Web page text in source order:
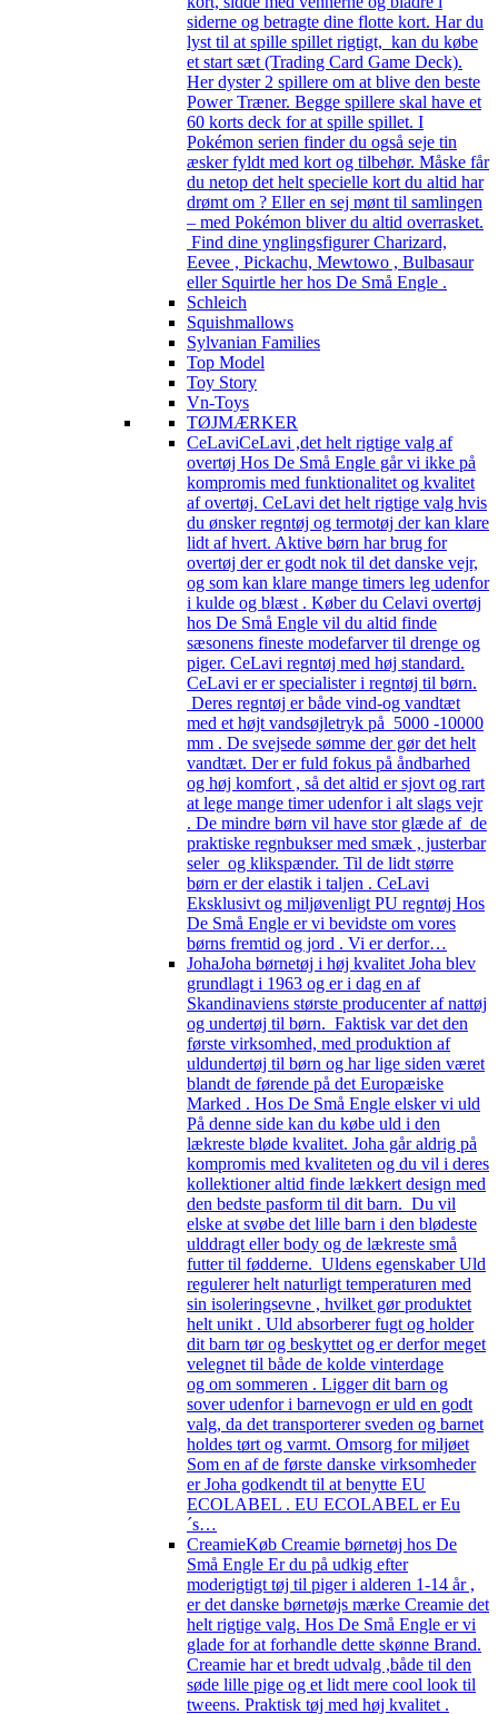
siderne og betragte dine flotte kort. Har du
lyst til at spille spillet rigtigt, kan du købe
et start sæt (Trading Card Game Deck).
Her dyster 2 spillere om at blive den beste
Power Træner. Begge spillere skal have et
60 korts deck for at spille spillet. I
Pokémon serien finder du også seje tin
æsker fyldt med kort og tilbehør. Måske får
du netop det helt specielle kort du altid har
drømt om ? Eller en sej mønt til samlingen
– med Pokémon bliver du altid overrasket.
Find dine ynglingsfigurer Charizard,
Eevee , Pickachu, Mewtowo , Bulbasaur
eller Squirtle her hos De Små Engle .
Schleich
Squishmallows
Sylvanian Families
Top Model
Toy Story
Vn-Toys
TØJMÆRKER
CeLaviCeLavi ,det helt rigtige valg af
overtøj Hos De Små Engle går vi ikke på
kompromis med funktionalitet og kvalitet
af overtøj. CeLavi det helt rigtige valg hvis
du ønsker regntøj og termotøj der kan klare
lidt af hvert. Aktive børn har brug for
overtøj der er godt nok til det danske vejr,
og som kan klare mange timers leg udenfor
i kulde og blæst . Køber du Celavi overtøj
hos De Små Engle vil du altid finde
sæsonens fineste modefarver til drenge og
piger. CeLavi regntøj med høj standard.
CeLavi er er specialister i regntøj til børn.
Deres regntøj er både vind-og vandtæt
med et højt vandsøjletryk på 5000 -10000
mm . De svejsede sømme der gør det helt
vandtæt. Der er fuld fokus på åndbarhed
og høj komfort , så det altid er sjovt og rart
at lege mange timer udenfor i alt slags vejr
. De mindre børn vil have stor glæde af de
praktiske regnbukser med smæk , justerbar
seler og klikspænder. Til de lidt større
børn er der elastik i taljen . CeLavi
Eksklusivt og miljøvenligt PU regntøj Hos
De Små Engle er vi bevidste om vores
børns fremtid og jord . Vi er derfor…
JohaJoha børnetøj i høj kvalitet Joha blev
grundlagt i 1963 og er i dag en af
Skandinaviens største producenter af nattøj
og undertøj til børn. Faktisk var det den
første virksomhed, med produktion af
uldundertøj til børn og har lige siden været
blandt de førende på det Europæiske
Marked . Hos De Små Engle elsker vi uld
På denne side kan du købe uld i den
lækreste bløde kvalitet. Joha går aldrig på
kompromis med kvaliteten og du vil i deres
kollektioner altid finde lækkert design med
den bedste pasform til dit barn. Du vil
elske at svøbe det lille barn i den blødeste
ulddragt eller body og de lækreste små
futter til fødderne. Uldens egenskaber Uld
regulerer helt naturligt temperaturen med
sin isoleringsevne , hvilket gør produktet
helt unikt . Uld absorberer fugt og holder
dit barn tør og beskyttet og er derfor meget
velegnet til både de kolde vinterdage
og om sommeren . Ligger dit barn og
sover udenfor i barnevogn er uld en godt
valg, da det transporterer sveden og barnet
holdes tørt og varmt. Omsorg for miljøet
Som en af de første danske virksomheder
er Joha godkendt til at benytte EU
ECOLABEL . EU ECOLABEL er Eu
´s…
CreamieKøb Creamie børnetøj hos De
Små Engle Er du på udkig efter
moderigtigt tøj til piger i alderen 1-14 år ,
er det danske børnetøjs mærke Creamie det
helt rigtige valg. Hos De Små Engle er vi
glade for at forhandle dette skønne Brand.
Creamie har et bredt udvalg ,både til den
søde lille pige og et lidt mere cool look til
tweens. Praktisk tøj med høj kvalitet .